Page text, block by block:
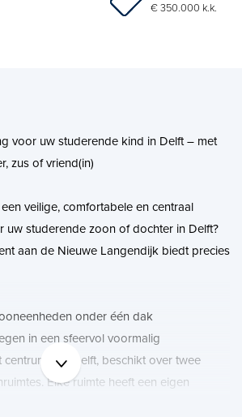
€ 350.000 k.k.
voor uw studerende kind in Delft – met
zus of vriend(in)
veilige, comfortabele en centraal
uw studerende zoon of dochter in Delft?
aan de Nieuwe Langendijk biedt precies
onder één dak
in een sfeervol voormalig
van Delft, beschikt over twee
Elke ruimte heeft een eigen